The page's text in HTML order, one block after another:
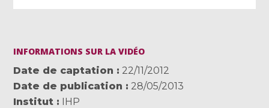
INFORMATIONS SUR LA VIDÉO
Date de captation
22/11/2012
Date de publication
28/05/2013
Institut
IHP